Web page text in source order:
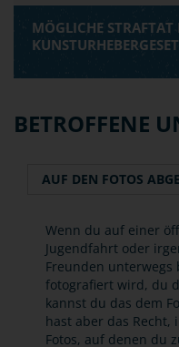
MÖGLICHE
BETROFFENE
AUF DEN FOTOS
Wenn du auf einer
Jugendfahrt oder
Freunden unterwegs
fotografiert wird, du
kannst du das dem
hast aber das
Fotos, auf denen du